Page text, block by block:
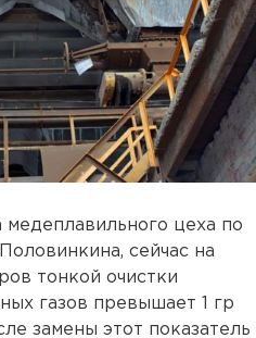
медеплавильного цеха по
сейчас на
тонкой очистки
газов превышает 1 гр
замены этот показатель